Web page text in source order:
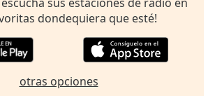
dondequiera que esté!
otras opciones